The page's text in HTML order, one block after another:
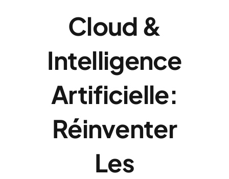
Cloud &
Intelligence
Artificielle:
Réinventer
Les